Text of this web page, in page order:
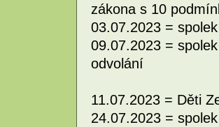
zákona s 10
03.07.2023 =
09.07.2023 =
odvolání
11.07.2023 = Děti
24.07.2023 =